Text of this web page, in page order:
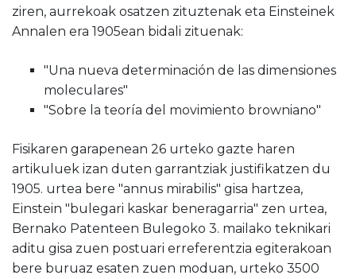
ziren, aurrekoak osatzen zituztenak eta Einsteinek
Annalen era 1905ean bidali zituenak:
"Una nueva determinación de las dimensiones
moleculares"
"Sobre la teoría del movimiento browniano"
Fisikaren garapenean 26 urteko gazte haren
artikuluek izan duten garrantziak justifikatzen du
1905. urtea bere "annus mirabilis" gisa hartzea,
Einstein "bulegari kaskar beneragarria" zen urtea,
Bernako Patenteen Bulegoko 3. mailako teknikari
aditu gisa zuen postuari erreferentzia egiterakoan
bere buruaz esaten zuen moduan, urteko 3500